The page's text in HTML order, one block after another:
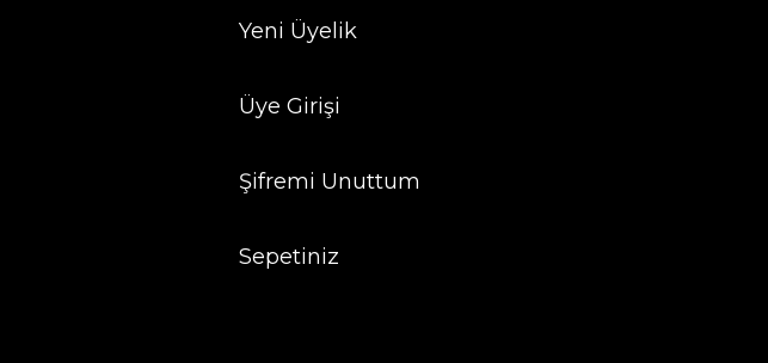
Yeni Üyelik
Üye Girişi
Şifremi Unuttum
Sepetiniz